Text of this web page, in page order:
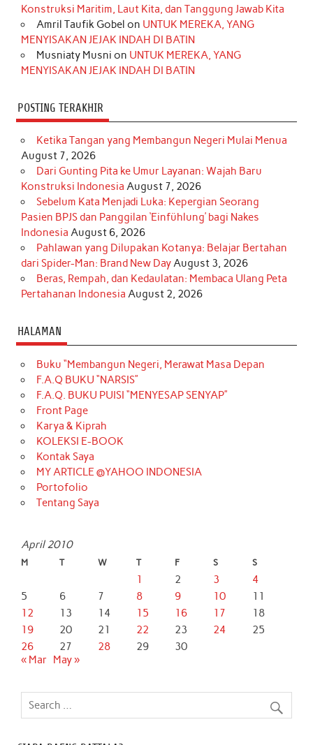
k
a
m
s
t
n
Konstruksi Maritim, Laut Kita, dan Tanggung Jawab Kita
Amril Taufik Gobel on UNTUK MEREKA, YANG
MENYISAKAN JEJAK INDAH DI BATIN
Musniaty Musni on UNTUK MEREKA, YANG
MENYISAKAN JEJAK INDAH DI BATIN
POSTING TERAKHIR
Ketika Tangan yang Membangun Negeri Mulai Menua
August 7, 2026
Dari Gunting Pita ke Umur Layanan: Wajah Baru
Konstruksi Indonesia August 7, 2026
Sebelum Kata Menjadi Luka: Kepergian Seorang
Pasien BPJS dan Panggilan ‘Einfühlung’ bagi Nakes
Indonesia August 6, 2026
Pahlawan yang Dilupakan Kotanya: Belajar Bertahan
dari Spider-Man: Brand New DayAugust 3, 2026
Beras, Rempah, dan Kedaulatan: Membaca Ulang Peta
Pertahanan Indonesia August 2, 2026
HALAMAN
Buku “Membangun Negeri, Merawat Masa Depan
F.A.Q BUKU “NARSIS”
F.A.Q. BUKU PUISI “MENYESAP SENYAP”
Front Page
Karya & Kiprah
KOLEKSI E-BOOK
Kontak Saya
MY ARTICLE @YAHOO INDONESIA
Portofolio
Tentang Saya
April 2010
M T W T F S S
1 2 3
4
5
6 7 8 9 10
11
12
13 14 15 16 17
18
19
20 21 22 23 24
25
26
27 28 29
30
« Mar May »